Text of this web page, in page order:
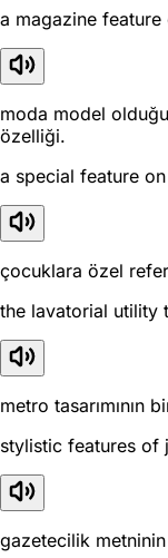
a magazine
moda model
özelliği.
a special feature
çocuklara özel
the lavatorial utility
metro tasarımının
stylistic features of
gazetecilik